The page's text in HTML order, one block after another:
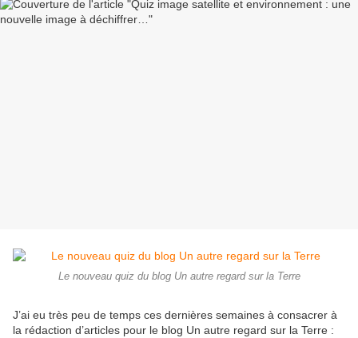
Le nouveau quiz du blog Un autre regard sur la Terre
J’ai eu très peu de temps ces dernières semaines à consacrer à
la rédaction d’articles pour le blog Un autre regard sur la Terre :